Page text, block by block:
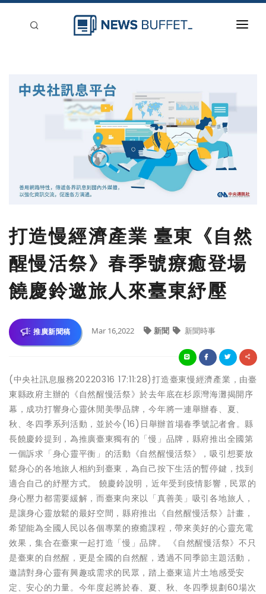
打造慢經濟產業 臺東《自然
醒慢活祭》春季號療癒登場
饒慶鈴邀旅人來臺東紓壓
推廣新聞稿 Mar 16,2022 新聞 新聞時事
(中央社訊息服務20220316 17:11:28)打造臺東慢經濟產業，由臺
東縣政府主辦的《自然醒慢活祭》於去年底在杉原灣海灘揭開序
幕，成功打響身心靈休閒美學品牌，今年將一連舉辦春、夏、
秋、冬四季系列活動，並於今(16)日舉辦首場春季號記者會。縣
長饒慶鈴提到，為推廣臺東獨有的「慢」品牌，縣府推出全國第
一個訴求「身心靈平衡」的活動《自然醒慢活祭》，吸引想要放
鬆身心的各地旅人相約到臺東，為自己按下生活的暫停鍵，找到
適合自己的紓壓方式。 饒慶鈴說明，近年受到疫情影響，民眾的
身心壓力都需要緩解，而臺東向來以「真善美」吸引各地旅人，
是讓身心靈放鬆的最好空間，縣府推出《自然醒慢活祭》計畫，
希望能為全國人民以各個專業的療癒課程，帶來美好的心靈充電
效果，集合在臺東一起打造「慢」品牌。 《自然醒慢活祭》不只
是臺東的自然醒，更是全國的自然醒，透過不同季節主題活動，
邀請對身心靈有興趣或需求的民眾，踏上臺東這片土地感受安
定、安心的力量。今年度起將於春、夏、秋、冬四季規劃60場次